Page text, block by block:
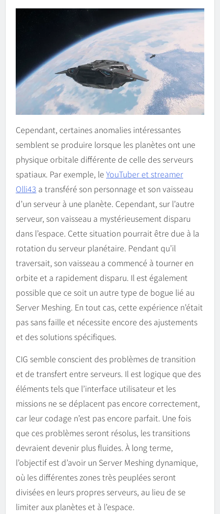
Cependant, certaines anomalies intéressantes
semblent se produire lorsque les planètes ont une
physique orbitale différente de celle des serveurs
spatiaux. Par exemple, le YouTuber et streamer
Olli43 a transféré son personnage et son vaisseau
d’un serveur à une planète. Cependant, sur l’autre
serveur, son vaisseau a mystérieusement disparu
dans l’espace. Cette situation pourrait être due à la
rotation du serveur planétaire. Pendant qu’il
traversait, son vaisseau a commencé à tourner en
orbite et a rapidement disparu. Il est également
possible que ce soit un autre type de bogue lié au
Server Meshing. En tout cas, cette expérience n’était
pas sans faille et nécessite encore des ajustements
et des solutions spécifiques.
CIG semble conscient des problèmes de transition
et de transfert entre serveurs. Il est logique que des
éléments tels que l’interface utilisateur et les
missions ne se déplacent pas encore correctement,
car leur codage n’est pas encore parfait. Une fois
que ces problèmes seront résolus, les transitions
devraient devenir plus fluides. À long terme,
l’objectif est d’avoir un Server Meshing dynamique,
où les différentes zones très peuplées seront
divisées en leurs propres serveurs, au lieu de se
limiter aux planètes et à l’espace.